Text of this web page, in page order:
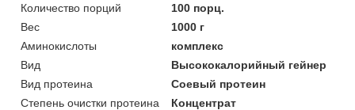
Количество порций
100 порц.
Вес
1000 г
Аминокислоты
комплекс
Вид
Высококалорийный гейнер
Вид протеина
Соевый протеин
Степень очистки протеина
Концентрат